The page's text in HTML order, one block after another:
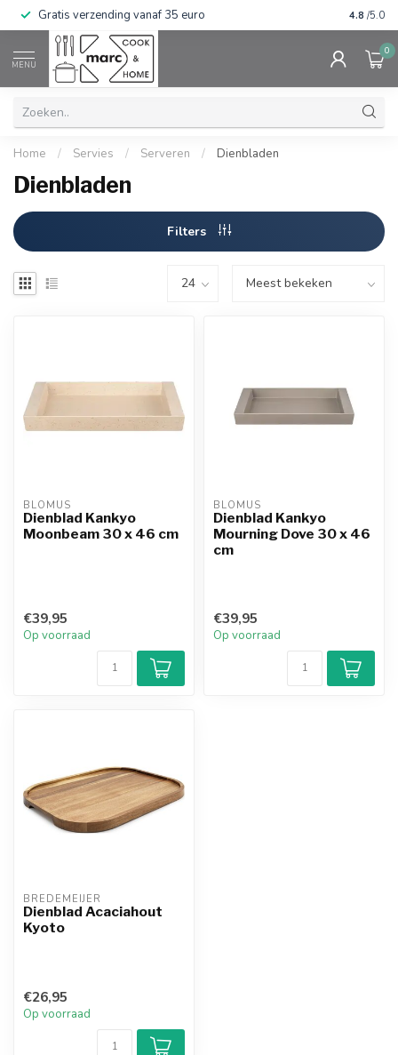
Gratis verzending vanaf 35 euro 4.8 /5.0
MENU
0
Home / Servies / Serveren / Dienbladen
Dienbladen
Filters
BLOMUS
Dienblad Kankyo
Moonbeam 30 x 46 cm
€39,95
Op voorraad
BLOMUS
Dienblad Kankyo
Mourning Dove 30 x 46
cm
€39,95
Op voorraad
BREDEMEIJER
Dienblad Acaciahout
Kyoto
€26,95
Op voorraad